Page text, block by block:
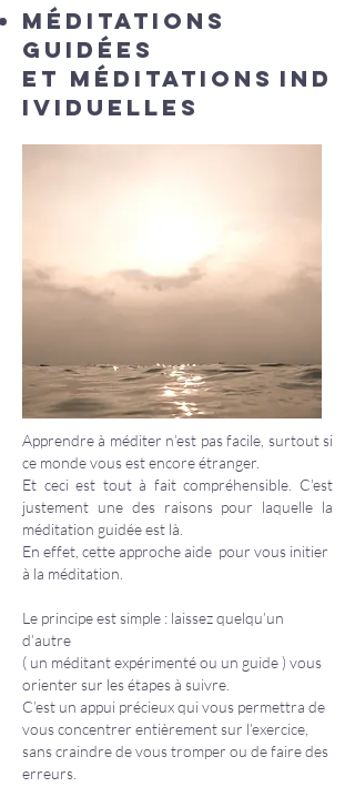
Méditations
guidées
et Méditations IND
IVIDUELLES
Apprendre à méditer n’est pas facile, surtout si
ce monde vous est encore étranger.
Et ceci est tout à fait compréhensible. C’est
justement une des raisons pour laquelle la
méditation guidée est là.
En effet, cette approche aide pour vous initier
à la méditation.
Le principe est simple : laissez quelqu’un
d’autre
( un méditant expérimenté ou un guide ) vous
orienter sur les étapes à suivre.
C’est un appui précieux qui vous permettra de
vous concentrer entièrement sur l’exercice,
sans craindre de vous tromper ou de faire des
erreurs.